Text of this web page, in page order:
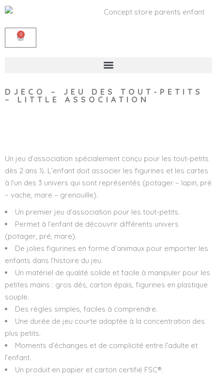
0
DJECO – JEU DES TOUT-PETITS
– LITTLE ASSOCIATION
Un jeu d’association spécialement conçu pour les tout-petits
dès 2 ans ½. L’enfant doit associer les figurines et les cartes
à l’un des 3 univers qui sont représentés (potager – lapin, pré
– vache, mare – grenouille).
Un premier jeu d’association pour les tout-petits.
Permet à l’enfant de découvrir différents univers
(potager, pré, mare).
De jolies figurines en forme d’animaux pour emporter les
enfants dans l’histoire du jeu.
Un matériel de qualité solide et facile à manipuler pour les
petites mains : gros dés, carton épais, figurines en plastique
souple.
Des règles simples, faciles à comprendre.
Une durée de jeu courte adaptée à la concentration des
plus petits.
Moments d’échanges et de complicité entre l’adulte et
l’enfant.
Un produit en papier et carton certifié FSC®.